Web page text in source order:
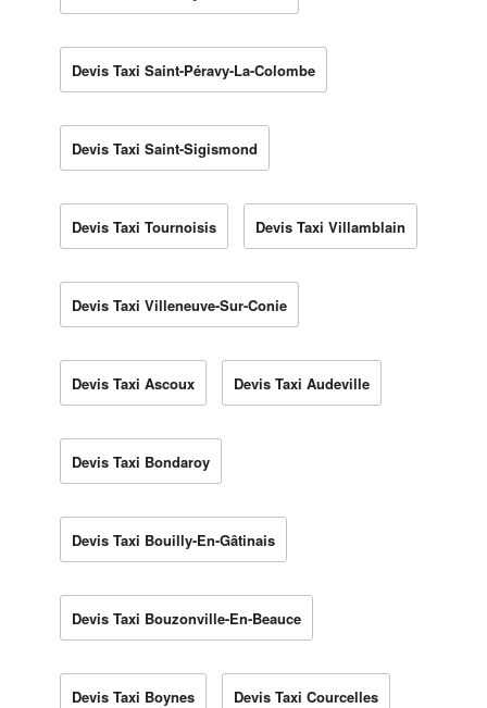
Devis Taxi Saint-Péravy-La-Colombe
Devis Taxi Saint-Sigismond
Devis Taxi Tournoisis Devis Taxi Villamblain
Devis Taxi Villeneuve-Sur-Conie
Devis Taxi Ascoux Devis Taxi Audeville
Devis Taxi Bondaroy
Devis Taxi Bouilly-En-Gâtinais
Devis Taxi Bouzonville-En-Beauce
Devis Taxi Boynes Devis Taxi Courcelles